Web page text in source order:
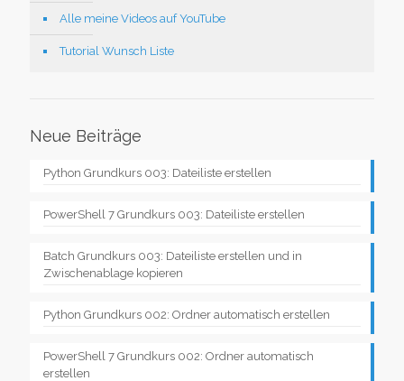
Alle meine Videos auf YouTube
Tutorial Wunsch Liste
Neue Beiträge
Python Grundkurs 003: Dateiliste erstellen
PowerShell 7 Grundkurs 003: Dateiliste erstellen
Batch Grundkurs 003: Dateiliste erstellen und in
Zwischenablage kopieren
Python Grundkurs 002: Ordner automatisch erstellen
PowerShell 7 Grundkurs 002: Ordner automatisch
erstellen